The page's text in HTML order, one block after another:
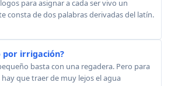
para asignar a cada ser vivo un
consta de dos palabras derivadas del latín.
por irrigación?
basta con una regadera. Pero para
que traer de muy lejos el agua